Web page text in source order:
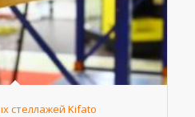
стеллажей Kifato